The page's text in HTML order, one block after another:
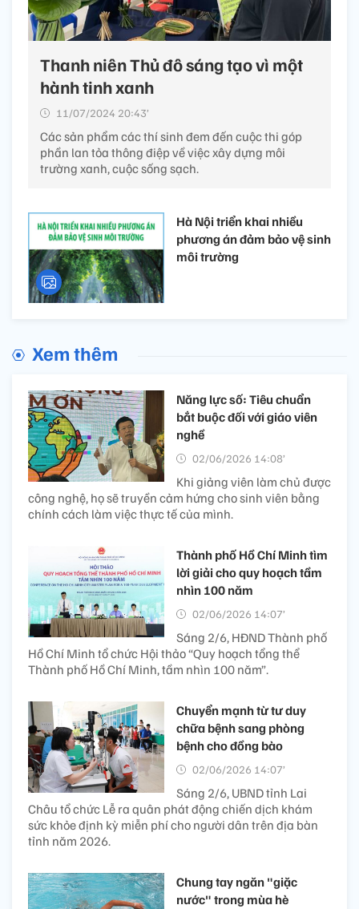
Thanh niên Thủ đô sáng tạo vì một
hành tinh xanh
11/07/2024 20:43’
Các sản phẩm các thí sinh đem đến cuộc thi góp
phần lan tỏa thông điệp về việc xây dựng môi
trường xanh, cuộc sống sạch.
Hà Nội triển khai nhiều
phương án đảm bảo vệ sinh
môi trường
Xem thêm
Năng lực số: Tiêu chuẩn
bắt buộc đối với giáo viên
nghề
02/06/2026 14:08’
Khi giảng viên làm chủ được
công nghệ, họ sẽ truyền cảm hứng cho sinh viên bằng
chính cách làm việc thực tế của mình.
Thành phố Hồ Chí Minh tìm
lời giải cho quy hoạch tầm
nhìn 100 năm
02/06/2026 14:07’
Sáng 2/6, HĐND Thành phố
Hồ Chí Minh tổ chức Hội thảo “Quy hoạch tổng thể
Thành phố Hồ Chí Minh, tầm nhìn 100 năm”.
Chuyển mạnh từ tư duy
chữa bệnh sang phòng
bệnh cho đồng bào
02/06/2026 14:07’
Sáng 2/6, UBND tỉnh Lai
Châu tổ chức Lễ ra quân phát động chiến dịch khám
sức khỏe định kỳ miễn phí cho người dân trên địa bàn
tỉnh năm 2026.
Chung tay ngăn "giặc
nước" trong mùa hè